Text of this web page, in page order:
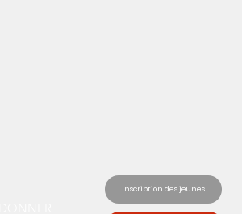
Inscription des jeunes